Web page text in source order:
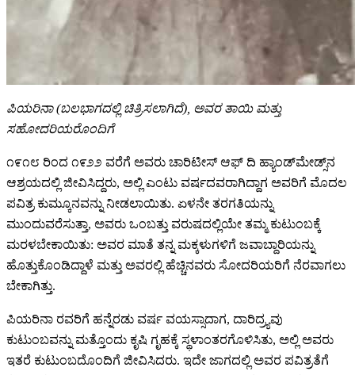
ಪಿಯರಿನಾ (ಬಲಭಾಗದಲ್ಲಿ ಚಿತ್ರಿಸಲಾಗಿದೆ), ಅವರ ತಾಯಿ ಮತ್ತು
ಸಹೋದರಿಯರೊಂದಿಗೆ
೧೯೧೮ ರಿಂದ ೧೯೨೨ ವರೆಗೆ ಅವರು ಚಾರಿಟೀಸ್ ಆಫ್ ದಿ ಹ್ಯಾಂಡ್‌ಮೇಡ್ಸ್‌ನ
ಆಶ್ರಯದಲ್ಲಿ ಜೀವಿಸಿದ್ದರು, ಅಲ್ಲಿ ಎಂಟು ವರ್ಷದವರಾಗಿದ್ದಾಗ ಅವರಿಗೆ ಮೊದಲ
ಪವಿತ್ರ ಕುಮ್ಕೂನವನ್ನು ನೀಡಲಾಯಿತು. ಏಳನೇ ತರಗತಿಯನ್ನು
ಮುಂದುವರೆಸುತ್ತಾ, ಅವರು ಒಂಬತ್ತು ವರುಷದಲ್ಲಿಯೇ ತಮ್ಮ ಕುಟುಂಬಕ್ಕೆ
ಮರಳಬೇಕಾಯಿತು: ಅವರ ಮಾತೆ ತನ್ನ ಮಕ್ಕಳುಗಳಿಗೆ ಜವಾಬ್ದಾರಿಯನ್ನು
ಹೊತ್ತುಕೊಂಡಿದ್ದಾಳೆ ಮತ್ತು ಅವರಲ್ಲಿ ಹೆಚ್ಚಿನವರು ಸೋದರಿಯರಿಗೆ ನೆರವಾಗಲು
ಬೇಕಾಗಿತ್ತು.
ಪಿಯರಿನಾ ರವರಿಗೆ ಹನ್ನೆರಡು ವರ್ಷ ವಯಸ್ಸಾದಾಗ, ದಾರಿದ್ರ್ಯವು
ಕುಟುಂಬವನ್ನು ಮತ್ತೊಂದು ಕೃಷಿ ಗೃಹಕ್ಕೆ ಸ್ಥಳಾಂತರಗೊಳಿಸಿತು, ಅಲ್ಲಿ ಅವರು
ಇತರೆ ಕುಟುಂಬದೊಂದಿಗೆ ಜೀವಿಸಿದರು. ಇದೇ ಜಾಗದಲ್ಲಿ ಅವರ ಪವಿತ್ರತೆಗೆ